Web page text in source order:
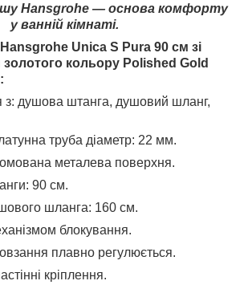
Hansgrohe — основа комфорту
у ванній кімнаті.
Unica S Pura 90 см зі
золотого кольору Polished Gold
:
з: душова штанга, душовий шланг,
труба діаметр: 22 мм.
металева поверхня.
90 см.
шланга: 160 см.
блокування.
плавно регулюється.
кріплення.